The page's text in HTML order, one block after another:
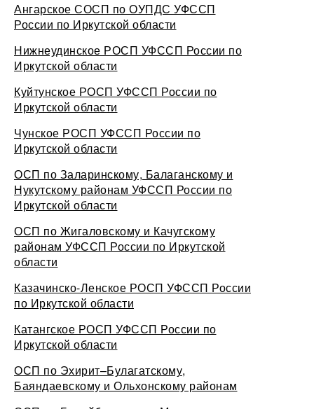
Ангарское СОСП по ОУПДС УФССП
России по Иркутской области
Нижнеудинское РОСП УФССП России по
Иркутской области
Куйтунское РОСП УФССП России по
Иркутской области
Чунское РОСП УФССП России по
Иркутской области
ОСП по Заларинскому, Балаганскому и
Нукутскому районам УФССП России по
Иркутской области
ОСП по Жигаловскому и Качугскому
районам УФССП России по Иркутской
области
Казачинско-Ленское РОСП УФССП России
по Иркутской области
Катангское РОСП УФССП России по
Иркутской области
ОСП по Эхирит–Булагатскому,
Баяндаевскому и Ольхонскому районам